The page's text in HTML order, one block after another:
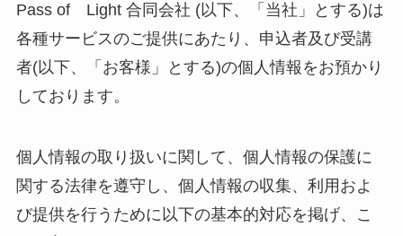
Pass of Light 合同会社 (以下、「当社」とする)は
各種サービスのご提供にあたり、申込者及び受講
者(以下、「お客様」とする)の個人情報をお預かり
しております。
個人情報の取り扱いに関して、個人情報の保護に
関する法律を遵守し、個人情報の収集、利用およ
び提供を行うために以下の基本的対応を掲げ、こ